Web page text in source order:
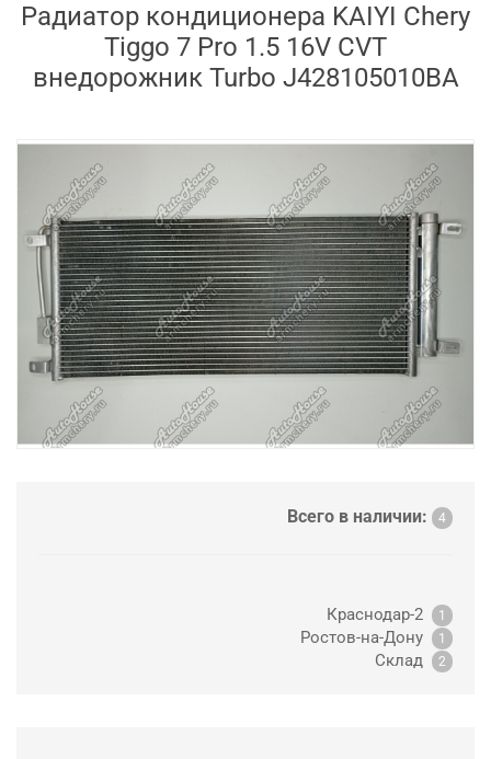
Радиатор кондиционера KAIYI Chery
Tiggo 7 Pro 1.5 16V CVT
внедорожник Turbo J428105010BA
Всего в наличии: 4
Краснодар-2 1
Ростов-на-Дону 1
Склад 2